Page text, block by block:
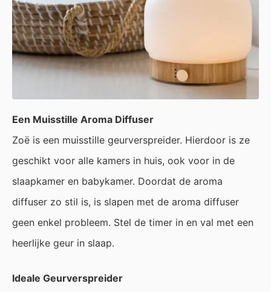
Een Muisstille Aroma Diffuser
Zoë is een muisstille geurverspreider. Hierdoor is ze
geschikt voor alle kamers in huis, ook voor in de
slaapkamer en babykamer. Doordat de aroma
diffuser zo stil is, is slapen met de aroma diffuser
geen enkel probleem. Stel de timer in en val met een
heerlijke geur in slaap.
Ideale Geurverspreider